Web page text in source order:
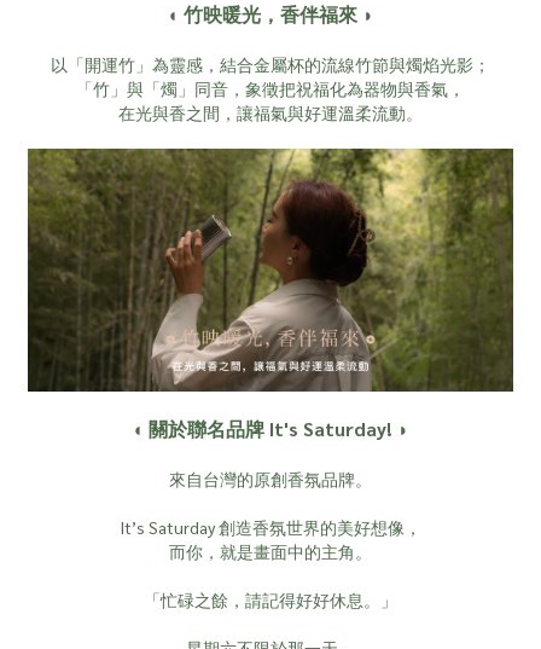
◖ 竹映暖光，香伴福來 ◗
以「開運竹」為靈感，結合金屬杯的流線竹節與燭焰光影；
「竹」與「燭」同音，象徵把祝福化為器物與香氣，
在光與香之間，讓福氣與好運溫柔流動。
◖ 關於聯名品牌 It's Saturday! ◗
來自台灣的原創香氛品牌。
It’s Saturday 創造香氛世界的美好想像，
而你，就是畫面中的主角。
「忙碌之餘，請記得好好休息。」